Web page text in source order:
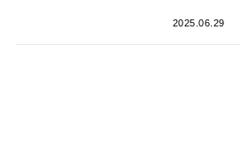
2025.06.29